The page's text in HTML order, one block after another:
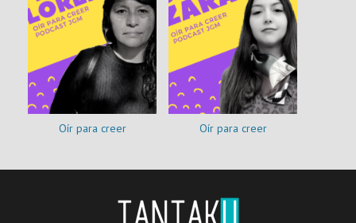
Oír para creer Oír para creer